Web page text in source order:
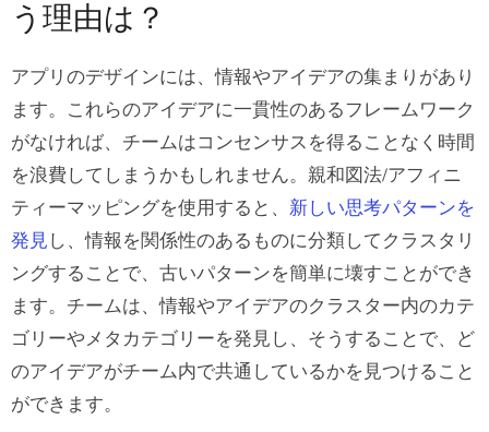
う理由は？
アプリのデザインには、情報やアイデアの集まりがあり
ます。これらのアイデアに一貫性のあるフレームワーク
がなければ、チームはコンセンサスを得ることなく時間
を浪費してしまうかもしれません。親和図法/アフィニ
ティーマッピングを使用すると、 新しい思考パターンを
発見 し、情報を関係性のあるものに分類してクラスタリ
ングすることで、古いパターンを簡単に壊すことができ
ます。チームは、情報やアイデアのクラスター内のカテ
ゴリーやメタカテゴリーを発見し、そうすることで、ど
のアイデアがチーム内で共通しているかを見つけること
ができます。